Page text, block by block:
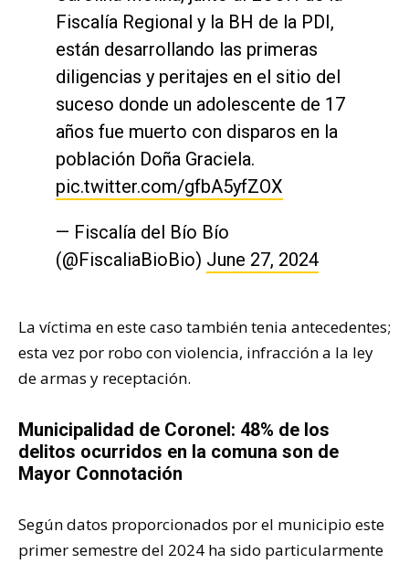
Fiscalía Regional y la BH de la PDI,
están desarrollando las primeras
diligencias y peritajes en el sitio del
suceso donde un adolescente de 17
años fue muerto con disparos en la
población Doña Graciela.
pic.twitter.com/gfbA5yfZOX
— Fiscalía del Bío Bío
(@FiscaliaBioBio) June 27, 2024
La víctima en este caso también tenia antecedentes;
esta vez por robo con violencia, infracción a la ley
de armas y receptación.
Municipalidad de Coronel: 48% de los
delitos ocurridos en la comuna son de
Mayor Connotación
Según datos proporcionados por el municipio este
primer semestre del 2024 ha sido particularmente